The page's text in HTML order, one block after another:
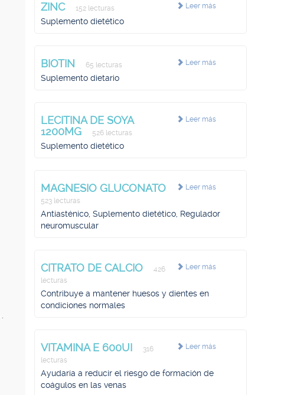
Leer más
ZINC 152 lecturas
Suplemento dietético
Leer más
BIOTIN 65 lecturas
Suplemento dietario
Leer más
LECITINA DE SOYA
1200MG
526 lecturas
Suplemento dietético
Leer más
MAGNESIO GLUCONATO
523 lecturas
Antiasténico, Suplemento dietético, Regulador
neuromuscular
Leer más
CITRATO DE CALCIO
426
lecturas
Contribuye a mantener huesos y dientes en
condiciones normales
Leer más
VITAMINA E 600UI
316
lecturas
Ayudaría a reducir el riesgo de formación de
coágulos en las venas